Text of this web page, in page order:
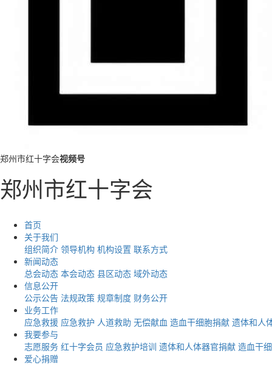
郑州市红十字会视频号
郑州市红十字会
首页
关于我们
组织简介 领导机构 机构设置 联系方式
新闻动态
总会动态 本会动态 县区动态 域外动态
信息公开
公示公告 法规政策 规章制度 财务公开
业务工作
应急救援 应急救护 人道救助 无偿献血 造血干细胞捐献 遗体和人
我要参与
志愿服务 红十字会员 应急救护培训 遗体和人体器官捐献 造血干
爱心捐赠